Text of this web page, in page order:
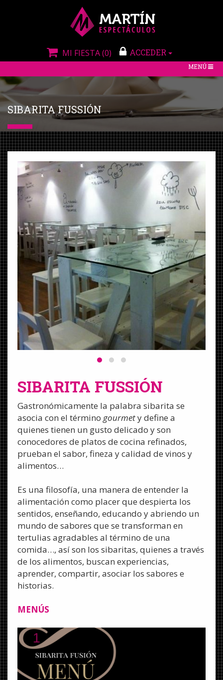
MI FIESTA(0) ACCEDER
TOGGLE
MENÚ
SIBARITA FUSSIÓN
SIBARITA FUSSIÓN
Gastronómicamente la palabra sibarita se
asocia con el término gourmety define a
quienes tienen un gusto delicado y son
conocedores de platos de cocina refinados,
prueban el sabor, fineza y calidad de vinos y
alimentos…
Es una filosofía, una manera de entender la
alimentación como placer que despierta los
sentidos, enseñando, educando y abriendo un
mundo de sabores que se transforman en
tertulias agradables al término de una
comida…, así son los sibaritas, quienes a través
de los alimentos, buscan experiencias,
aprender, compartir, asociar los sabores e
historias.
MENÚS